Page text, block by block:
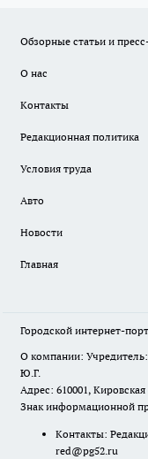
Обзорные статьи и
О нас
Контакты
Редакционная политика
Условия труда
Авто
Новости
Главная
Городской интернет-
О компании:
Ю.Г.
Адрес: 610001,
Знак информационной
Контакты:
red@pg52.ru